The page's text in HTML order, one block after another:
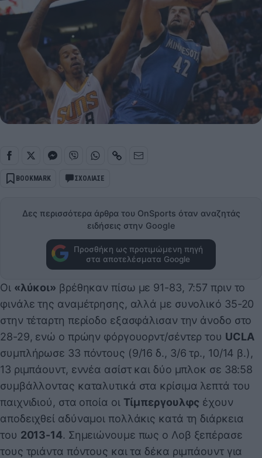
BOOKMARK ΣΧΟΛΙΑΣΕ
Δες περισσότερα άρθρα του OnSports όταν αναζητάς
ειδήσεις στην Google
Προσθήκη ως προτιμώμενη πηγή
στα αποτελέσματα Google
Οι «λύκοι» βρέθηκαν πίσω με 91-83, 7:57 πριν το
φινάλε της αναμέτρησης, αλλά με συνολικό 35-20
στην τέταρτη περίοδο εξασφάλισαν την άνοδο στο
28-29, ενώ ο πρώην φόργουορντ/σέντερ του UCLA
συμπλήρωσε 33 πόντους (9/16 δ., 3/6 τρ., 10/14 β.),
13 ριμπάουντ, εννέα ασίστ και δύο μπλοκ σε 38:58
συμβάλλοντας καταλυτικά στα κρίσιμα λεπτά του
παιχνιδιού, στα οποία οι Τίμπεργουλφς έχουν
αποδειχθεί αδύναμοι πολλάκις κατά τη διάρκεια
του 2013-14. Σημειώνουμε πως ο Λοβ ξεπέρασε
τους τριάντα πόντους και τα δέκα ριμπάουντ για